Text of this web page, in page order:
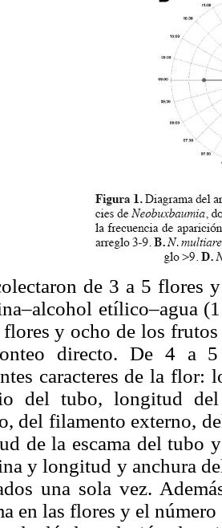
de 3 a 5 flores
etílico–agua
flores y ocho de los
directo. De 4 a 5
caracteres de la flor:
del tubo, longitud
del filamento externo,
de la escama del tubo
y longitud y anchura
una sola vez.
en las flores y el